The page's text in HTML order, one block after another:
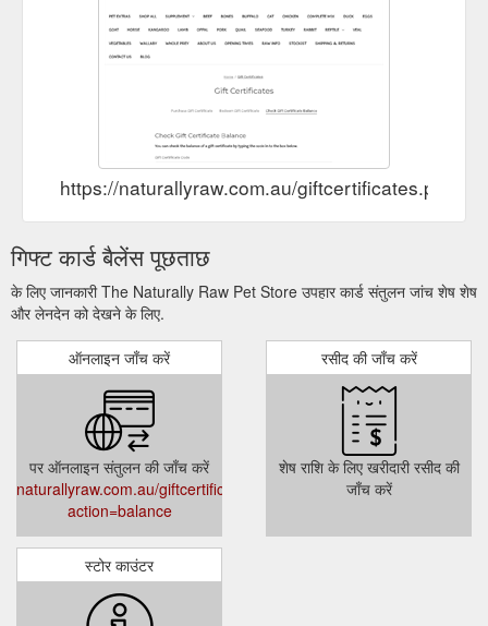
https://naturallyraw.com.au/
गिफ्ट कार्ड बैलेंस पूछताछ
के लिए जानकारी The Naturally Raw Pet Store उपहार कार्ड संतुलन जांच शेष शेष
और लेनदेन को देखने के लिए.
ऑनलाइन जाँच करें
पर ऑनलाइन संतुलन की जाँच करें
naturallyraw.com.au/giftcertificates.php?
action=balance
रसीद की जाँच करें
शेष राशि के लिए खरीदारी रसीद की
जाँच करें
स्टोर काउंटर